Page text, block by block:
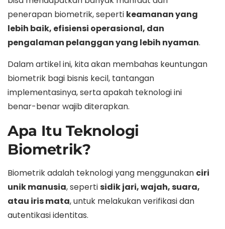
penerapan biometrik, seperti keamanan yang
lebih baik, efisiensi operasional, dan
pengalaman pelanggan yang lebih nyaman.
Dalam artikel ini, kita akan membahas keuntungan
biometrik bagi bisnis kecil, tantangan
implementasinya, serta apakah teknologi ini
benar-benar wajib diterapkan.
Apa Itu Teknologi
Biometrik?
Biometrik adalah teknologi yang menggunakan ciri
unik manusia, sepertisidik jari, wajah, suara,
atau iris mata, untuk melakukan verifikasi dan
autentikasi identitas.